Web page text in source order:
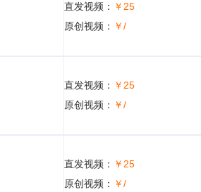
直发视频： ￥25
原创视频： ￥/
直发视频： ￥25
原创视频： ￥/
直发视频： ￥25
原创视频： ￥/